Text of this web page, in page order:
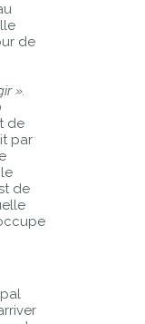
de
».
de
par
de